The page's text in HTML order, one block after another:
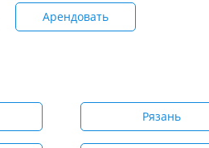
Арендовать
Рязань